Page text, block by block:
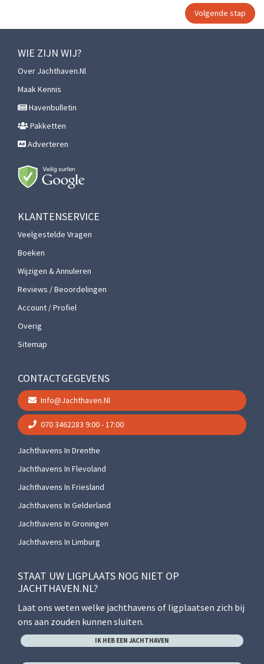
WIE ZIJN WIJ?
Over Jachthaven.nl
Maak Kennis
Havenbulletin
Pakketten
Adverteren
KLANTENSERVICE
Veelgestelde Vragen
Boeken
Wijzigen & Annuleren
Reviews / Beoordelingen
Account / Profiel
Overig
Sitemap
CONTACTGEGEVENS
Info@jachthaven.nl
070 3462283 9:00 - 17:00
Jachthavens In Drenthe
Jachthavens In Flevoland
Jachthavens In Friesland
Jachthavens In Gelderland
Jachthavens In Groningen
Jachthavens In Limburg
STAAT UW LIGPLAATS NOG NIET OP
JACHTHAVEN.NL?
Laat ons weten welke jachthavens of ligplaatsen zich bij
ons aan zouden kunnen sluiten.
IK HEB EEN JACHTHAVEN